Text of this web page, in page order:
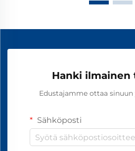
Hanki ilmainen
Edustajamme ottaa
Sähköposti